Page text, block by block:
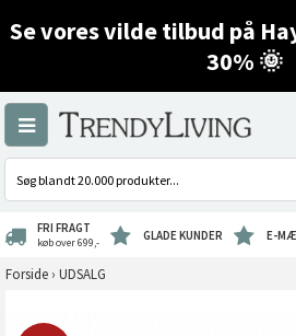
Se vores vilde tilbud på
30% 🌞
FRI FRAGT
køb over 699,- GLADE KUNDER E-
Forside › UDSALG